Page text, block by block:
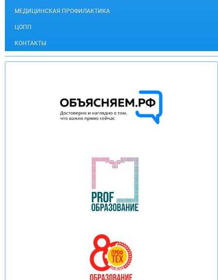
МЕДИЦИНСКАЯ ПРОФИЛАКТИКА
ЦОПП
КОНТАКТЫ